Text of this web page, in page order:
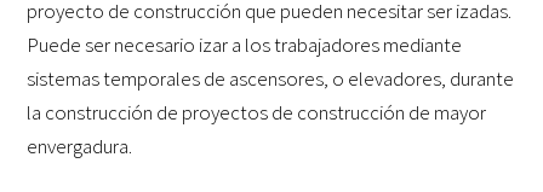
proyecto de construcción que pueden necesitar ser izadas.
Puede ser necesario izar a los trabajadores mediante
sistemas temporales de ascensores, o elevadores, durante
la construcción de proyectos de construcción de mayor
envergadura.